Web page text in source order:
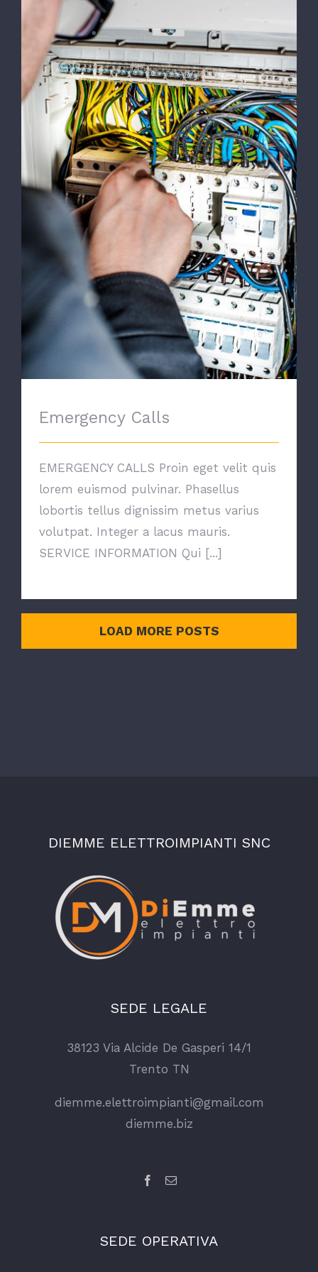
Emergency Calls
Emergency Calls
EMERGENCY CALLS Proin eget velit quis
lorem euismod pulvinar. Phasellus
lobortis tellus dignissim metus varius
volutpat. Integer a lacus mauris.
SERVICE INFORMATION Qui [...]
LOAD MORE POSTS
DIEMME ELETTROIMPIANTI SNC
SEDE LEGALE
38123 Via Alcide De Gasperi 14/1
Trento TN
diemme.elettroimpianti@gmail.com
diemme.biz
SEDE OPERATIVA